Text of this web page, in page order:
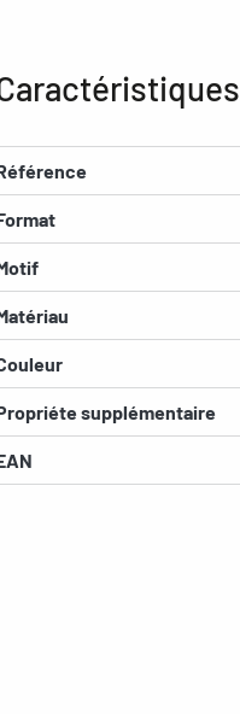
supplémentaire